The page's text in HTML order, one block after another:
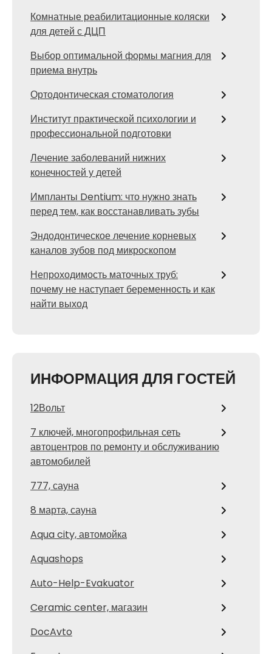
Комнатные реабилитационные коляски
для детей с ДЦП
Выбор оптимальной формы магния для
приема внутрь
Ортодонтическая стоматология
Институт практической психологии и
профессиональной подготовки
Лечение заболеваний нижних
конечностей у детей
Импланты Dentium: что нужно знать
перед тем, как восстанавливать зубы
Эндодонтическое лечение корневых
каналов зубов под микроскопом
Непроходимость маточных труб:
почему не наступает беременность и как
найти выход
ИНФОРМАЦИЯ ДЛЯ ГОСТЕЙ
12Вольт
7 ключей, многопрофильная сеть
автоцентров по ремонту и обслуживанию
автомобилей
777, сауна
8 марта, сауна
Aqua city, автомойка
Aquashops
Auto-Help-Evakuator
Ceramic center, магазин
DocAvto